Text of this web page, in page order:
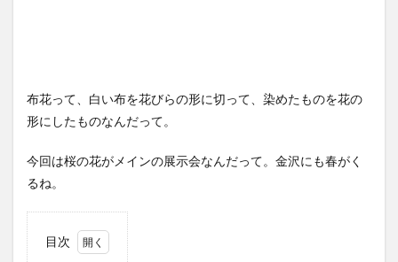
布花って、白い布を花びらの形に切って、染めたものを花の
形にしたものなんだって。
今回は桜の花がメインの展示会なんだって。金沢にも春がく
るね。
目次